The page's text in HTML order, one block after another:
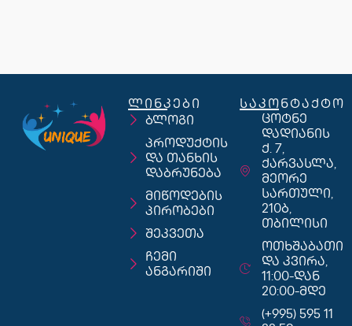
ლინკები
ბლოგი
პროდუქტის
და თანხის
დაბრუნება
მიწოდების
პირობები
შეკვეთა
ჩემი
ანგარიში
საკონტაქტო
ცოტნე
დადიანის
ქ. 7,
ქარვასლა,
მეორე
სართული,
210ბ,
თბილისი
ოთხშაბათი
და კვირა,
11:00-დან
20:00-მდე
(+995) 595 11